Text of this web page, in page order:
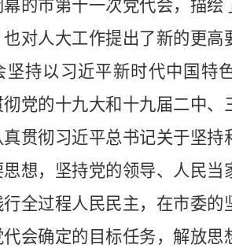
幕的市第十一次党代会，描绘
对人大工作提出了新的更高
坚持以习近平新时代中国特
党的十九大和十九届二中、
贯彻习近平总书记关于坚持
想，坚持党的领导、人民当
行全过程人民民主， 在市委的
会确定的目标任务，解放思